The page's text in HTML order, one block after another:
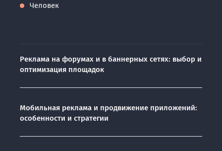
Человек
Реклама на форумах и в баннерных сетях: выбор и
оптимизация площадок
Мобильная реклама и продвижение приложений:
особенности и стратегии